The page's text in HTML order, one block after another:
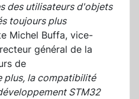
des utilisateurs d'objets
toujours plus
Michel Buffa, vice-
général de la
de
plus, la compatibilité
STM32